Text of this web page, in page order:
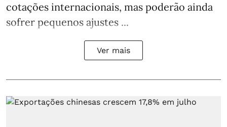
cotações internacionais, mas poderão ainda
sofrer pequenos ajustes ...
Ver mais